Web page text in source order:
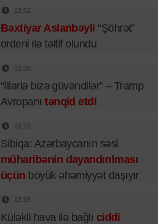
13:52
Bəxtiyar Aslanbəyli “Şöhrət”
ordeni ilə təltif olundu
13:30
“İllərlə bizə güvəndilər” – Tramp
Avropanıtənqid etdi
13:20
Sibiqa: Azərbaycanın səsi
müharibənin dayandırılması
üçün böyük əhəmiyyət daşıyır
13:15
Küləkli hava ilə bağlı ciddi